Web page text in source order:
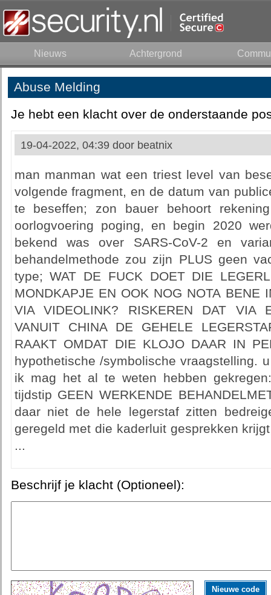
Nieuws Achtergrond
Abuse Melding
Je hebt een klacht over de onderstaande
19-04-2022, 04:39 door beatnix
man manman wat een triest level van
volgende fragment, en de datum van
te beseffen; zon bauer behoort
oorlogvoering poging, en begin 2020
bekend was over SARS-CoV-2 en
behandelmethode zou zijn PLUS geen
type; WAT DE FUCK DOET DIE
MONDKAPJE EN OOK NOG NOTA BENE
VIA VIDEOLINK? RISKEREN DAT VIA
VANUIT CHINA DE GEHELE
RAAKT OMDAT DIE KLOJO DAAR IN
hypothetische /symbolische vraagstelling.
ik mag het al te weten hebben
tijdstip GEEN WERKENDE
daar niet de hele legerstaf zitten
geregeld met die kaderluit gesprekken
...
Beschrijf je klacht (Optioneel):
Nieuwe code